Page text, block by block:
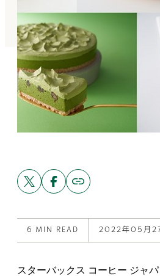
Share
this
post
X
Share
this
post
Facebook
Copy
link
to
6 MIN READ 2022年05月
スターバックス コーヒー ジャ